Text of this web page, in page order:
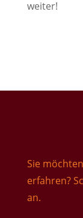
weiter!
Sie
erfahren?
an.